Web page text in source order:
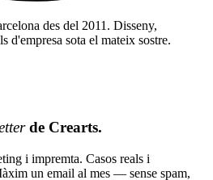
des del 2011. Disseny,
d'empresa sota el mateix sostre.
de Crearts.
i impremta. Casos reals i
un email al mes — sense spam,